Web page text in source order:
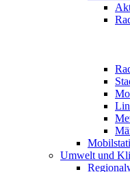
Umwelt und